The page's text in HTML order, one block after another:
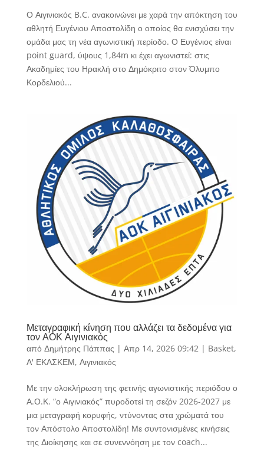
Ο Αιγινιακός B.C. ανακοινώνει με χαρά την απόκτηση του
αθλητή Ευγένιου Αποστολίδη ο οποίος θα ενισχύσει την
ομάδα μας τη νέα αγωνιστική περίοδο. Ο Ευγένιος είναι
point guard, ύψους 1,84m κι έχει αγωνιστεί: στις
Ακαδημίες του Ηρακλή στο Δημόκριτο στον Όλυμπο
Κορδελιού...
Μεταγραφική κίνηση που αλλάζει τα δεδομένα για
τον ΑΟΚ Αιγινιακός
από Δημήτρης Πάππας | Απρ 14, 2026 09:42 | Basket,
Α' ΕΚΑΣΚΕΜ, Αιγινιακός
Με την ολοκλήρωση της φετινής αγωνιστικής περιόδου ο
Α.Ο.Κ. “ο Αιγινιακός” πυροδοτεί τη σεζόν 2026-2027 με
μια μεταγραφή κορυφής, ντύνοντας στα χρώματά του
τον Απόστολο Αποστολίδη! Με συντονισμένες κινήσεις
της Διοίκησης και σε συνεννόηση με τον coach...